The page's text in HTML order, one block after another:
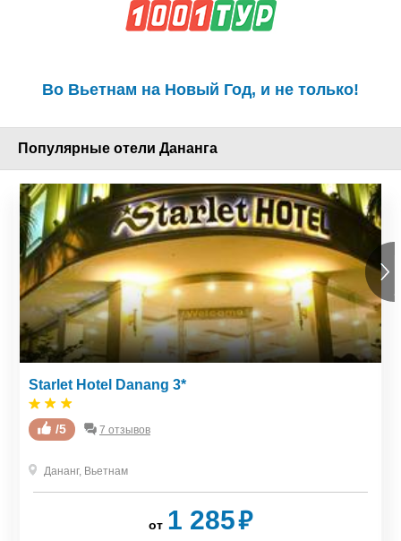
Во Вьетнам на Новый Год, и не только!
Популярные отели Дананга
Starlet Hotel Danang 3*
/5 7 отзывов
Дананг, Вьетнам
от 1 285₽